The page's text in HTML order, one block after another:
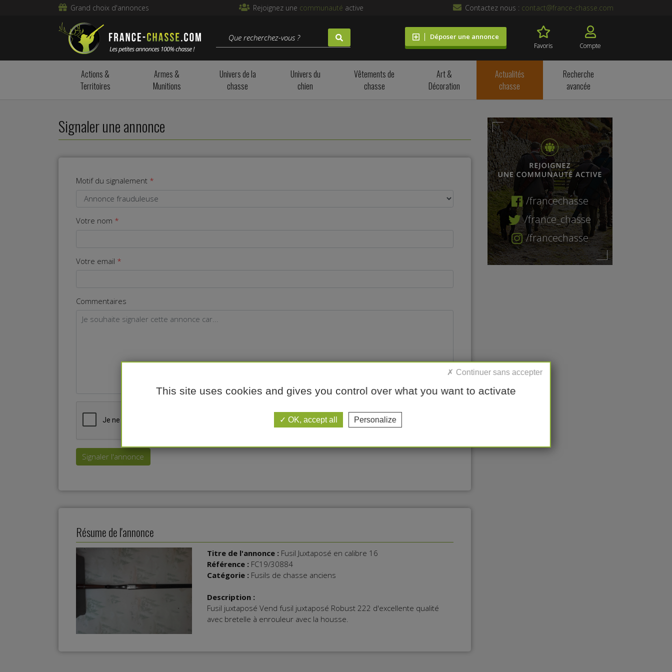
Grand choix d'annonces Rejoignez une communauté active Contactez nous : contact@france-chasse.com
Déposer une annonce
Favoris Compte
Actions &
Territoires
Armes &
Munitions
Univers de la
chasse
Univers du
chien
Vêtements de
chasse
Art &
Décoration
Actualités
chasse
Recherche
avancée
Signaler une annonce
Motif du signalement
Votre nom
Votre email
Commentaires
Signaler l'annonce
Résume de l'annonce
Titre de l'annonce : Fusil Juxtaposé en calibre 16
Référence : FC19/30884
Catégorie : Fusils de chasse anciens
Description :
Fusil juxtaposé Vend fusil juxtaposé Robust 222 d'excellente qualité
avec bretelle à enrouleur avec la housse.
/francechasse
/france_chasse
/francechasse
This site uses cookies and gives you control over what you want to activate
OK, accept all Personalize